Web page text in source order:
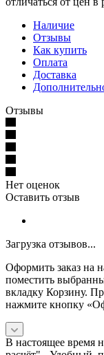
Наличие
Отзывы
Как купить
Оплата
Доставка
Отзывы
Нет оценок
Оставить отзыв
Загрузка отзывов...
Оформить заказ на
поместить
вкладку Корзину.
нажмите кнопку
В настоящее время